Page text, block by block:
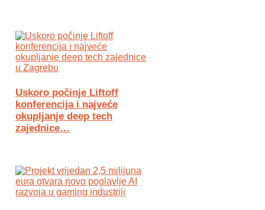
Uskoro počinje Liftoff
konferencija i najveće
okupljanje deep tech
zajednice…